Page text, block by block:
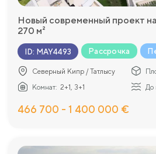
Новый современный проект
270 м²
ID: MAY4493 Рассрочка
Северный Кипр / Татлысу
Комнат: 2+1, 3+1 До
466 700 - 1 400 000 €